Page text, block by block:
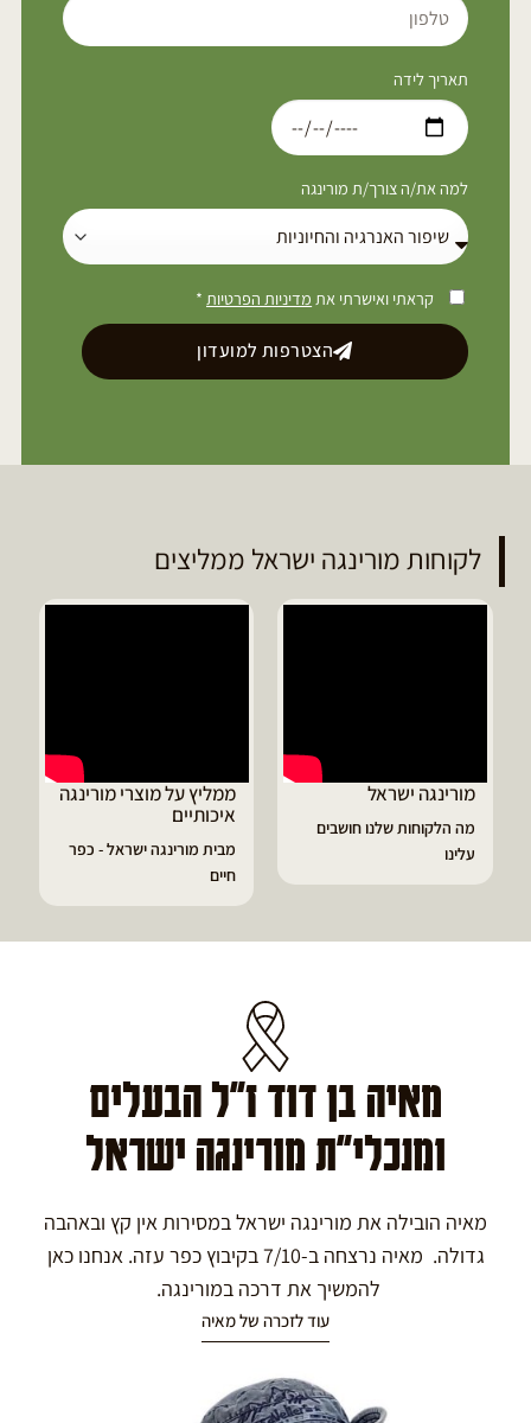
תאריך לידה
למה את/ה צורך/ת מורינגה
קראתי ואישרתי את מדיניות הפרטיות*
הצטרפות למועדון
לקוחות מורינגה ישראל ממליצים
ממליץ על מוצרי מורינגה
מבית מורינגה ישראל - כפר
דיוויד ממליץ על טבליות
מורינגה
הפסקתי לסבול מהתקפי
גאוט ודלקות
מאיה בן דוד ז"ל הבעלים
ומנכלי"ת מורינגה ישראל
מאיה הובילה את מורינגה ישראל במסירות אין קץ ובאהבה
גדולה. מאיה נרצחה ב-7/10 בקיבוץ כפר עזה. אנחנו כאן
להמשיך את דרכה במורינגה.
עוד לזכרה של מאיה